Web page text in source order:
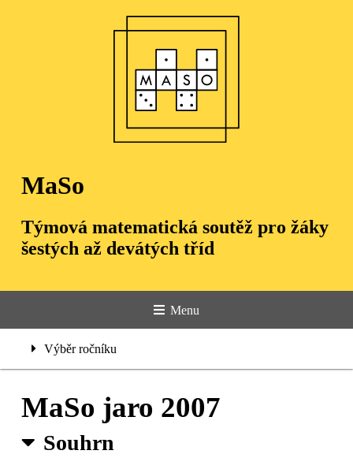
MaSo
Týmová matematická soutěž pro žáky
šestých až devátých tříd
Menu
Výběr ročníku
MaSo jaro 2007
Souhrn